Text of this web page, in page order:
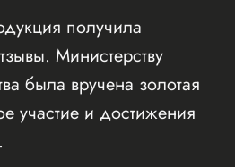
получила
Министерству
была вручена золотая
участие и достижения